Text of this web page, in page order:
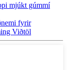
mjúkt gúmmí
fyrir
Viðtöl